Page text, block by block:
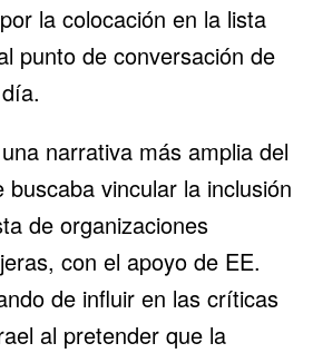
la colocación en la lista
punto de conversación de
narrativa más amplia del
vincular la inclusión
de organizaciones
con el apoyo de EE.
de influir en las críticas
al pretender que la